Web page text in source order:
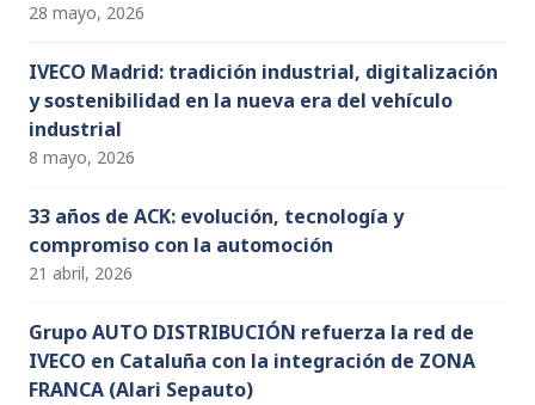
28 mayo, 2026
IVECO Madrid: tradición industrial, digitalización
y sostenibilidad en la nueva era del vehículo
industrial
8 mayo, 2026
33 años de ACK: evolución, tecnología y
compromiso con la automoción
21 abril, 2026
Grupo AUTO DISTRIBUCIÓN refuerza la red de
IVECO en Cataluña con la integración de ZONA
FRANCA (Alari Sepauto)